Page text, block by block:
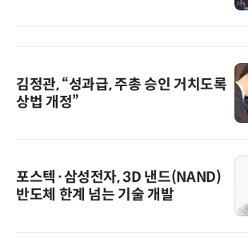
김정관, “성과급, 주총 승인 거치도록
상법 개정”
포스텍·삼성전자, 3D 낸드(NAND)
반도체 한계 넘는 기술 개발